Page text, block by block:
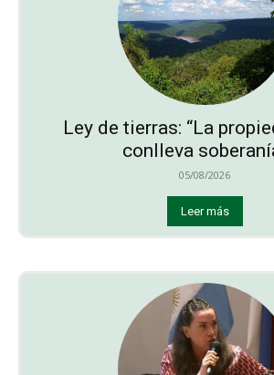
Ley de tierras: “La
conlleva
05/08/2026
Leer más